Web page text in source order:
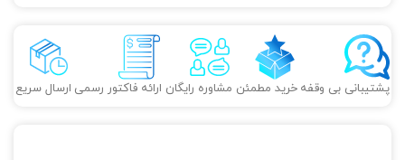
پشتیبانی بی وقفه خرید مطمئن مشاوره رایگان ارائه فاکتور رسمی ارسال سریع